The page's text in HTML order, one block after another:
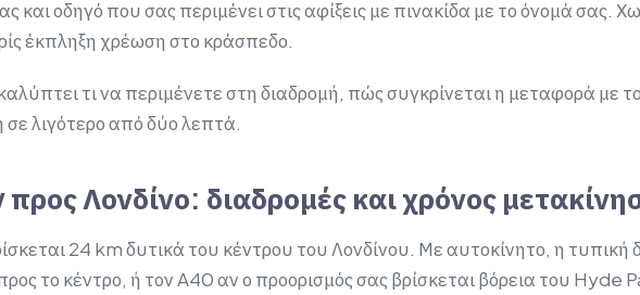
και οδηγό που σας περιμένει στις αφίξεις με πινακίδα με το όνομά σας.
έκπληξη χρέωση στο κράσπεδο.
τι να περιμένετε στη διαδρομή, πώς συγκρίνεται η μεταφορά
λιγότερο από δύο λεπτά.
Λονδίνο: διαδρομές και χρόνος
24 km δυτικά του κέντρου του Λονδίνου. Με αυτοκίνητο, η τυπική
το κέντρο, ή τον A40 αν ο προορισμός σας βρίσκεται βόρεια του Hyde